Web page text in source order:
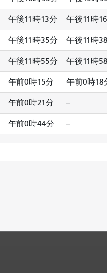
午後11時13分 午後11時
午後11時35分 午後11時
午後11時55分 午後11時
午前0時15分 午前0時18
午前0時21分 --
午前0時44分 --